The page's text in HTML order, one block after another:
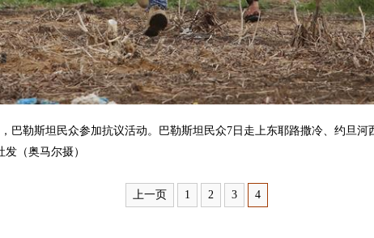
勒斯坦民众参加抗议活动。巴勒斯坦民众7日走上东耶路撒冷、约旦河
（奥马尔摄）
上一页 1 2 3 4